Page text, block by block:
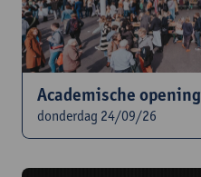
Academische opening
donderdag 24/09/26